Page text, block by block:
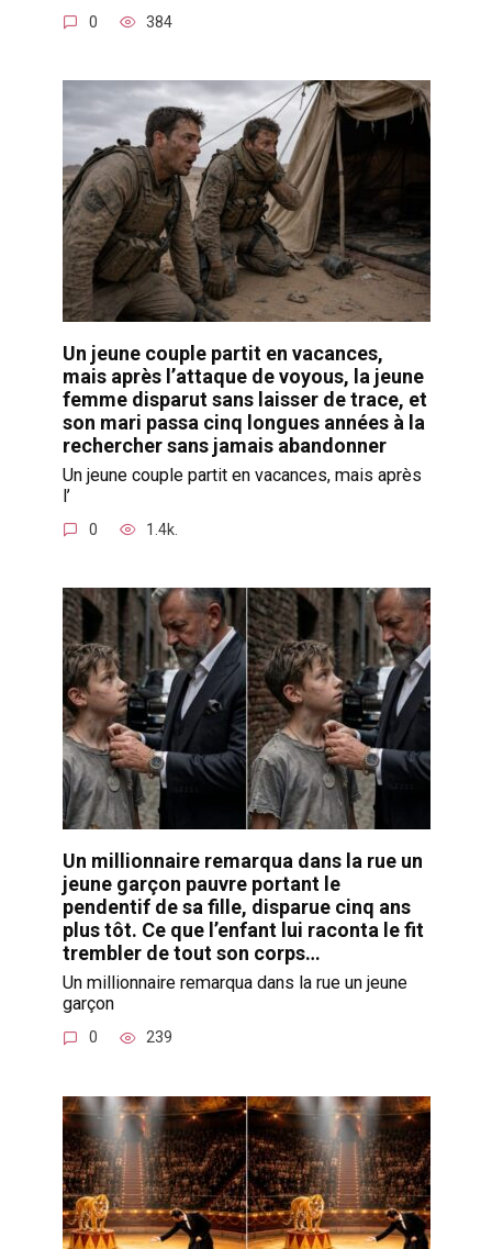
0 384
Un jeune couple partit en vacances,
mais après l’attaque de voyous, la jeune
femme disparut sans laisser de trace, et
son mari passa cinq longues années à la
rechercher sans jamais abandonner
Un jeune couple partit en vacances, mais après
l’
0 1.4k.
Un millionnaire remarqua dans la rue un
jeune garçon pauvre portant le
pendentif de sa fille, disparue cinq ans
plus tôt. Ce que l’enfant lui raconta le fit
trembler de tout son corps…
Un millionnaire remarqua dans la rue un jeune
garçon
0 239